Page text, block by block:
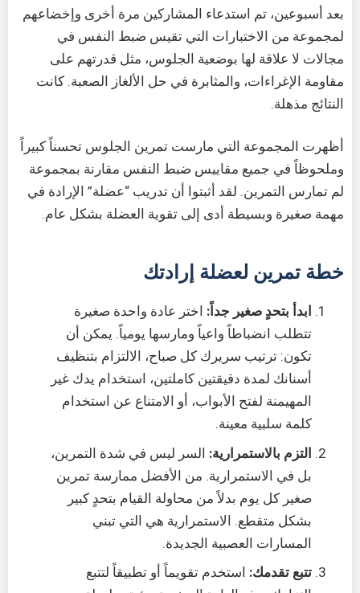
بعد أسبوعين، تم استدعاء المشاركين مرة أخرى وإخضاعهم
لمجموعة من الاختبارات التي تقيس ضبط النفس في
مجالات لا علاقة لها بوضعية الجلوس، مثل قدرتهم على
مقاومة الإغراءات، والمثابرة في حل الألغاز الصعبة. كانت
النتائج مذهلة.
أظهرت المجموعة التي مارست تمرين الجلوس تحسناً كبيراً
وملحوظاً في جميع مقاييس ضبط النفس مقارنة بمجموعة
لم تمارس التمرين. لقد أثبتوا أن تدريب “عضلة” الإرادة في
مهمة صغيرة وبسيطة أدى إلى تقوية العضلة بشكل عام.
خطة تمرين لعضلة إرادتك
ابدأ بتحدٍ صغير جداً: اختر عادة واحدة صغيرة
تتطلب انضباطاً واعياً ومارسها يومياً. يمكن أن
تكون: ترتيب سريرك كل صباح، الالتزام بتنظيف
أسنانك لمدة دقيقتين كاملتين، استخدام يدك غير
المهيمنة لفتح الأبواب، أو الامتناع عن استخدام
كلمة سلبية معينة.
التزم بالاستمرارية: السر ليس في شدة التمرين،
بل في الاستمرارية. من الأفضل ممارسة تمرين
صغير كل يوم بدلاً من محاولة القيام بتحدٍ كبير
بشكل متقطع. الاستمرارية هي التي تبني
المسارات العصبية الجديدة.
تتبع تقدمك: استخدم تقويماً أو تطبيقاً لتتبع